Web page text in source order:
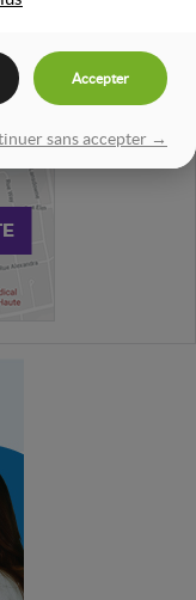
Accepter
sans accepter →